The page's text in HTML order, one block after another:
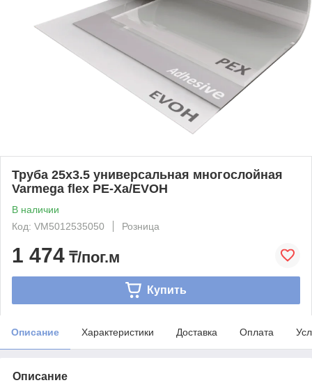
Труба 25x3.5 универсальная многослойная
Varmega flex PE-Xa/EVOH
В наличии
Код: VM5012535050
Розница
1 474 ₸/пог.м
Купить
Описание Характеристики Доставка Оплата
Описание